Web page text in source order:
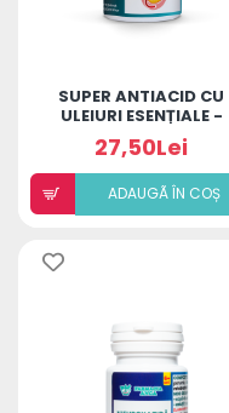
SUPER ANTIACID CU
ULEIURI ESENȚIALE -
20CP
27,50Lei
ADAUGÃ ÎN COȘ